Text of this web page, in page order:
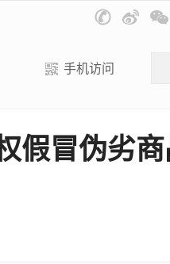
手机访问
假冒伪劣